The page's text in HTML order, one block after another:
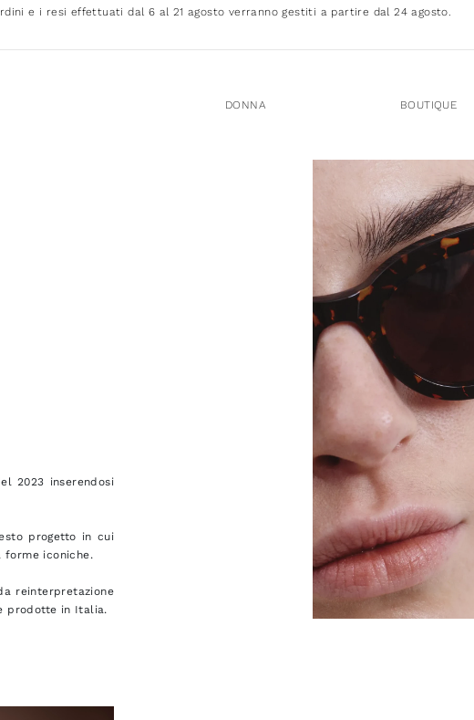
e i resi effettuati dal 6 al 21 agosto verranno gestiti a partire dal 24 agosto.
DONNA BOUTIQUE
2023 inserendosi
progetto in cui
forme iconiche.
reinterpretazione
prodotte in Italia.